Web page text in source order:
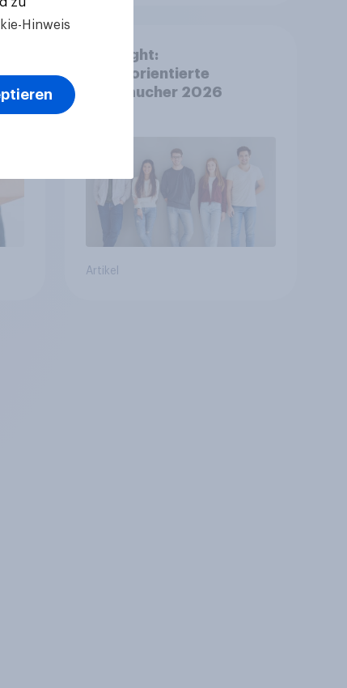
Spotlight:
Werteorientierte
Verbraucher 2026
Artikel
Hinweis